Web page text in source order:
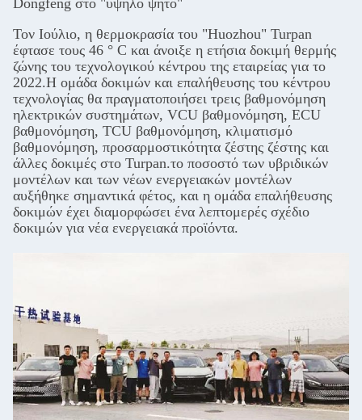
Dongfeng στο "υψηλό ψητό"
Τον Ιούλιο, η θερμοκρασία του "Huozhou" Turpan
έφτασε τους 46 ° C και άνοιξε η ετήσια δοκιμή θερμής
ζώνης του τεχνολογικού κέντρου της εταιρείας για το
2022.Η ομάδα δοκιμών και επαλήθευσης του κέντρου
τεχνολογίας θα πραγματοποιήσει τρεις βαθμονόμηση
ηλεκτρικών συστημάτων, VCU βαθμονόμηση, ECU
βαθμονόμηση, TCU βαθμονόμηση, κλιματισμό
βαθμονόμηση, προσαρμοστικότητα ζέστης ζέστης και
άλλες δοκιμές στο Turpan.το ποσοστό των υβριδικών
μοντέλων και των νέων ενεργειακών μοντέλων
αυξήθηκε σημαντικά φέτος, και η ομάδα επαλήθευσης
δοκιμών έχει διαμορφώσει ένα λεπτομερές σχέδιο
δοκιμών για νέα ενεργειακά προϊόντα.